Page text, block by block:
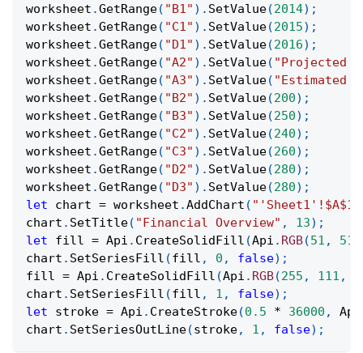
worksheet .GetRange( "B1" ) . SetValue(2014) ;
worksheet .GetRange( "C1" ) . SetValue(2015) ;
worksheet .GetRange( "D1" ) . SetValue(2016) ;
worksheet .GetRange( "A2" ) . SetValue( "Projected
worksheet .GetRange( "A3" ) . SetValue( "Estimated
worksheet .GetRange( "B2" ) . SetValue(200) ;
worksheet .GetRange( "B3" ) . SetValue(250) ;
worksheet .GetRange( "C2" ) . SetValue(240) ;
worksheet .GetRange( "C3" ) . SetValue(260) ;
worksheet .GetRange( "D2" ) . SetValue(280) ;
worksheet .GetRange( "D3" ) . SetValue(280) ;
let chart = worksheet .AddChart (
chart . SetTitle( "Financial Overview" , 13) ;
let fill = Api . CreateSolidFill (Api . RGB(51 , 51
chart . SetSeriesFill (fill , 0 , false) ;
fill = Api . CreateSolidFill (Api . RGB(255 , 111 ,
chart . SetSeriesFill (fill , 1 , false) ;
let stroke = Api . CreateStroke(0.5 * 36000 , Api
chart . SetSeriesOutLine(stroke, 1 , false) ;